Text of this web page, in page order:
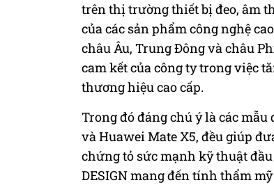
trên thị trường thiết bị đeo, âm
của các sản phẩm công nghệ
châu Âu, Trung Đông và châu
cam kết của công ty trong việc
thương hiệu cao cấp.
Trong đó đáng chú ý là các
và Huawei Mate X5, đều giúp
chứng tỏ sức mạnh kỹ thuật
DESIGN mang đến tính thẩm